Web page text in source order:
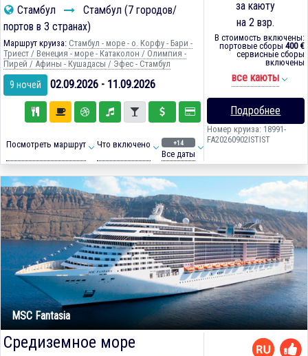
Стамбул
Стамбул (7 городов/
портов в 3 странах)
Маршрут круиза: Стамбул - море - о. Корфу - Бари -
Триест / Венеция - море - Катаколон / Олимпия -
Пирей / Афины - Кушадасы / Эфес - Стамбул
9 ночей 02.09.2026 - 11.09.2026
Посмотреть маршрут Что включено +14
Все даты
за каюту
на 2 взр.
В стоимость включены:
портовые сборы 400 €
сервисные сборы
включены
все каюты
Подробнее
Номер круиза: 18991-
FA20260902ISTIST
MSC Fantasia
Средиземное море